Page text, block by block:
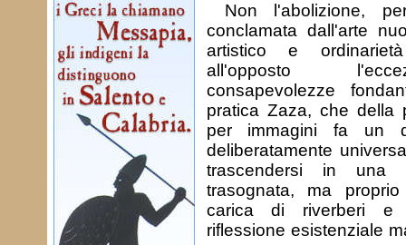
Non l'abolizione,
conclamata dall'arte
artistico e
all'opposto
consapevolezze
pratica Zaza, che della
per immagini fa un
deliberatamente
trascendersi in una
trasognata, ma
carica di riverberi e
riflessione esistenziale